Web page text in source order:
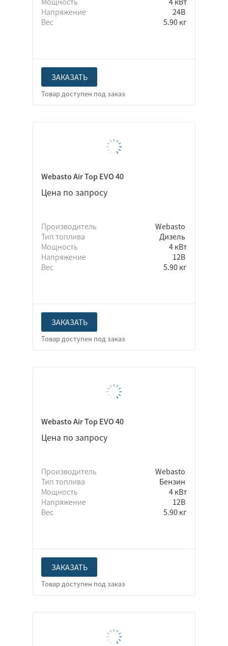
Напряжение
24В
Вес
5.90 кг
ЗАКАЗАТЬ
Webasto Air Top EVO 40
Цена по запросу
Производитель
Webasto
Тип топлива
Дизель
Мощность
4 кВт
Напряжение
12В
Вес
5.90 кг
ЗАКАЗАТЬ
Webasto Air Top EVO 40
Цена по запросу
Производитель
Webasto
Тип топлива
Бензин
Мощность
4 кВт
Напряжение
12В
Вес
5.90 кг
ЗАКАЗАТЬ